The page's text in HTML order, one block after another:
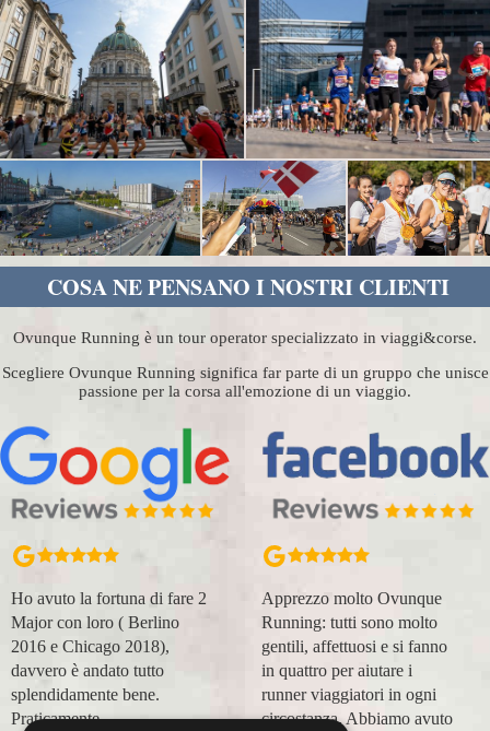
COSA NE PENSANO I NOSTRI CLIENTI
Ovunque Running è un tour operator specializzato in viaggi&corse.
Scegliere Ovunque Running significa far parte di un gruppo che unisce
passione per la corsa all'emozione di un viaggio.
Ho avuto la fortuna di fare 2
Major con loro ( Berlino
2016 e Chicago 2018),
davvero è andato tutto
splendidamente bene.
Praticamente
Apprezzo molto Ovunque
Running: tutti sono molto
gentili, affettuosi e si fanno
in quattro per aiutare i
runner viaggiatori in ogni
circostanza. Abbiamo avuto